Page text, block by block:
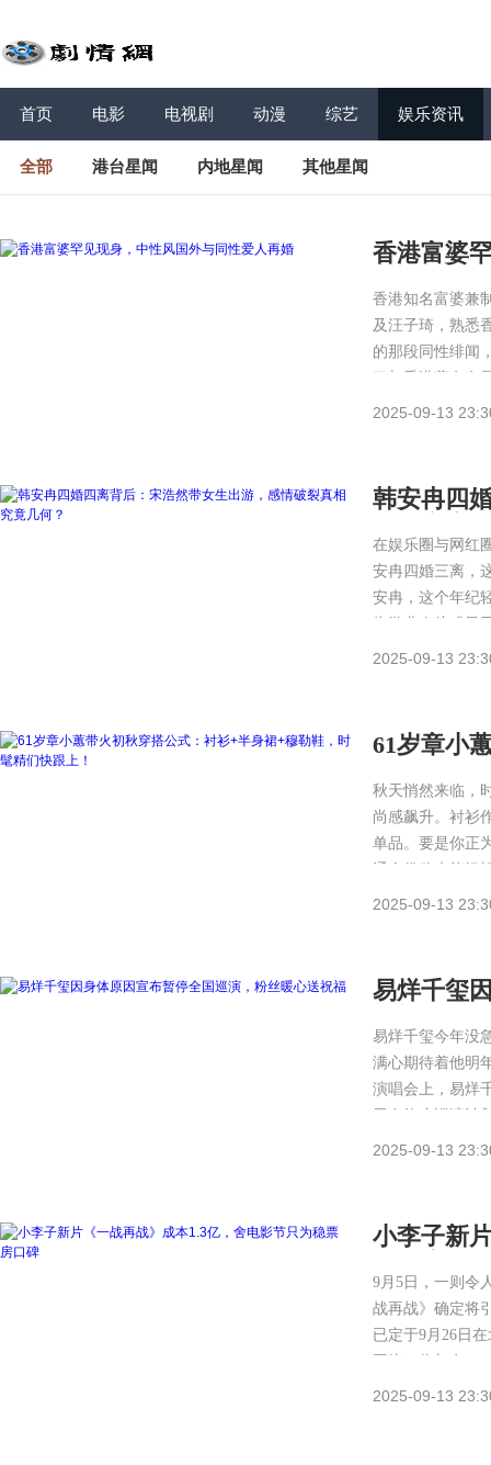
首页 电影 电视剧 动漫 综艺 娱乐资讯
全部 港台星闻 内地星闻 其他星闻
香港富婆
香港知名富婆兼
及汪子琦，熟悉
的那段同性绯闻
2025-09-13
韩安冉四
在娱乐圈与网红
安冉四婚三离，
安冉，这个年纪
2025-09-13
61岁章小
秋天悄然来临，
尚感飙升。衬衫
单品。要是你正
2025-09-13
易烊千玺
易烊千玺今年没
满心期待着他明
演唱会上，易烊
2025-09-13
小李子新
9月5日，一则令
战再战》确定将
已定于9月26日
2025-09-13